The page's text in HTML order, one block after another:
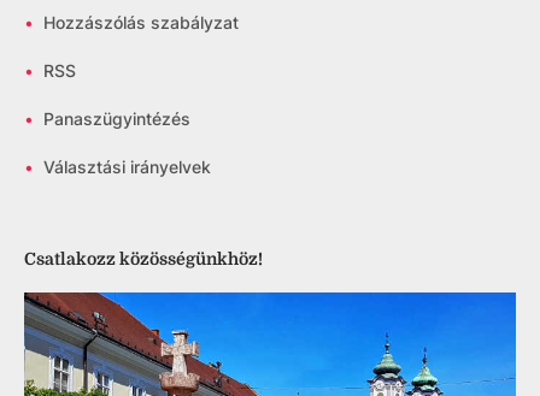
• Hozzászólás szabályzat
• RSS
• Panaszügyintézés
• Választási irányelvek
Csatlakozz közösségünkhöz!